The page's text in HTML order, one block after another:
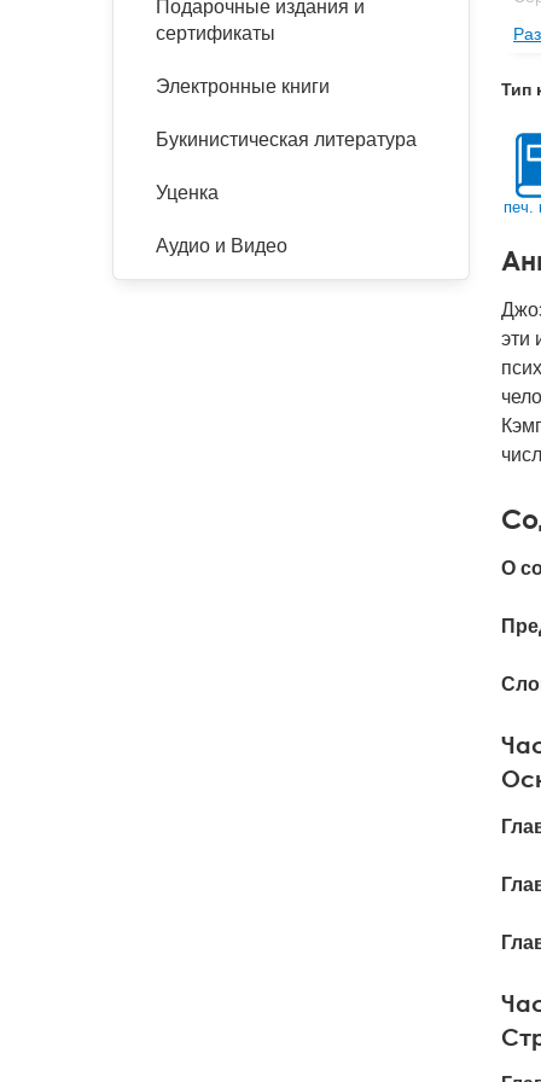
Код
Тип
печ.
эти
О
Подарочные издания и
сертификаты
Электронные книги
Букинистическая литература
Уценка
Аудио и Видео